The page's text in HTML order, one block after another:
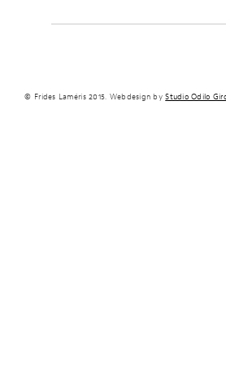
© Frides Laméris 2015. Webdesign byStudio Odilo